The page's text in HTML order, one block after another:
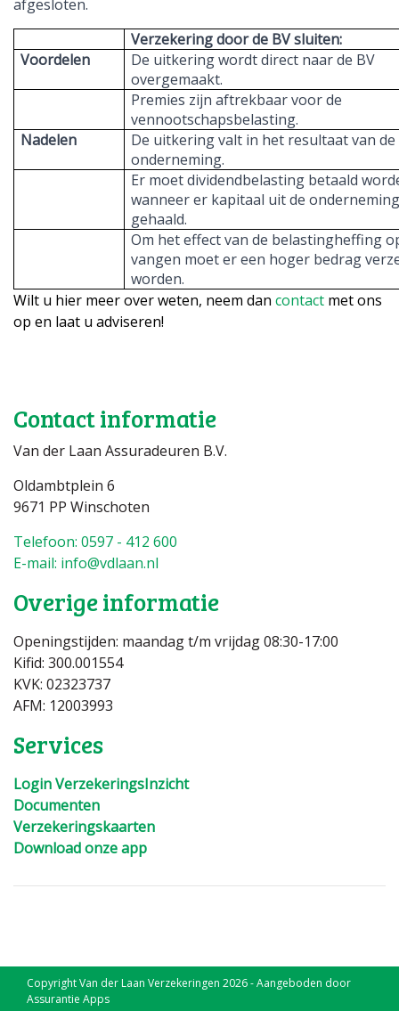
afgesloten.
Verzekering door de BV sluiten:
Voordelen
De uitkering wordt direct naar de BV
overgemaakt.
Premies zijn aftrekbaar voor de
vennootschapsbelasting.
Nadelen
De uitkering valt in het resultaat van de
onderneming.
Er moet dividendbelasting betaald
wanneer er kapitaal uit de
gehaald.
Om het effect van de belastingheffing
vangen moet er een hoger bedrag
worden.
Wilt u hier meer over weten, neem dan contact met ons
op en laat u adviseren!
Contact informatie
Van der Laan Assuradeuren B.V.
Oldambtplein 6
9671 PP Winschoten
Telefoon: 0597 - 412 600
E-mail: info@vdlaan.nl
Overige informatie
Openingstijden: maandag t/m vrijdag 08:30-17:00
Kifid: 300.001554
KVK: 02323737
AFM: 12003993
Services
Login VerzekeringsInzicht
Documenten
Verzekeringskaarten
Download onze app
Copyright Van der Laan Verzekeringen 2026 - Aangeboden door
Assurantie Apps